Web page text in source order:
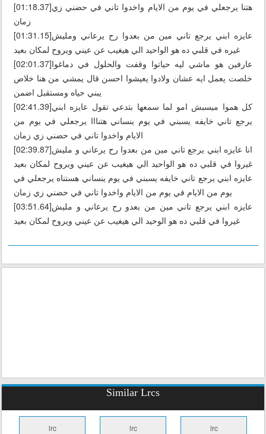
[01:18.37]هتنا يرجعلي في يوم من الايام واخدوا تاني في حضني زي
زمان
[01:31.15]عايزه ابني يرجع تاني مين من بعدوا رح يرعاني ومليش
غيره في قلبي ده هو الواحيد الي هيغيب عن عيني ويروح لمكان بعيد
[02:01.37]عارفين هو ماشي ليه حياتوا وقفت والحلول في دماغوا
خلصت يعمل ايه عشان ولادوا يعيشوا احسن قال يمشي من هنا خلاص
يبني حياه ومستقبل اضمن
[02:41.39]كل هموا ميسبش امو لما سمعها بتدعي تقول عايزه ابني
يرجع تاني خايفه يسبني في يوم ينساني هتنااا يرجعلي في يوم من
الايام واخدوا تاني في حضني زي زمان
[02:39.87]انا عايزه ابني يرجع تاني مين من بعدوا رح يرعاني و مليش
غيروا في قلبي ده هو الواحيد الي هيغيب عن عيني ويروح لمكان بعيد
عايزه ابني يرجع تاني خايفه يسبني في يوم ينساني هستناه يرجعلي في
يوم من الايام في يوم من الايام واخدوا تاني في حضني زي زمان
[03:51.64]عايزه ابني يرجع تاني مين من بعدو رح يرعاني و مليش
غيروا في قلبي ده هو الوحيد الي هيغيب عن عيني ويروح لمكان بعيد
Similar Lrcs
lrc lrc lrc